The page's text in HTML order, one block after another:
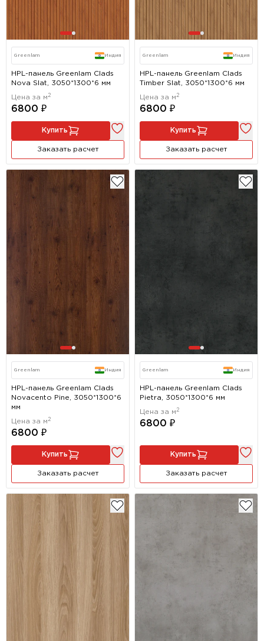
Greenlam Индия
HPL-панель Greenlam Clads
Nova Slat, 3050*1300*6 мм
Цена за м 2
6800 ₽
Купить
Заказать расчет
Greenlam Индия
HPL-панель Greenlam Clads
Timber Slat, 3050*1300*6 мм
Цена за м 2
6800 ₽
Купить
Заказать расчет
Greenlam Индия
HPL-панель Greenlam Clads
Novacento Pine, 3050*1300*6
мм
Цена за м 2
6800 ₽
Купить
Заказать расчет
Greenlam Индия
HPL-панель Greenlam Clads
Pietra, 3050*1300*6 мм
Цена за м 2
6800 ₽
Купить
Заказать расчет